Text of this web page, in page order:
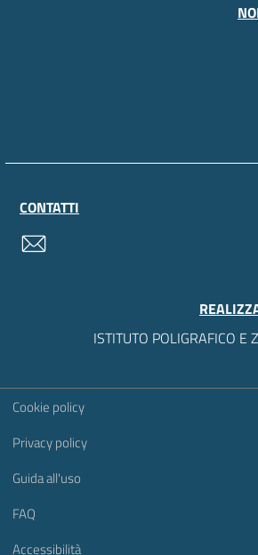
CONTATTI
ISTITUTO POLIGRAFICO E
Sezione Link Utili
Cookie policy
Privacy policy
Guida all'uso
FAQ
Accessibilità